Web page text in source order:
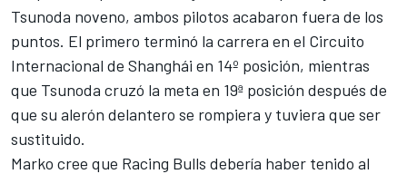
Tsunoda noveno, ambos pilotos acabaron fuera de los
puntos. El primero terminó la carrera en el Circuito
Internacional de Shanghái en 14º posición, mientras
que Tsunoda cruzó la meta en 19ª posición después de
que su alerón delantero se rompiera y tuviera que ser
sustituido.
Marko cree que Racing Bulls debería haber tenido al